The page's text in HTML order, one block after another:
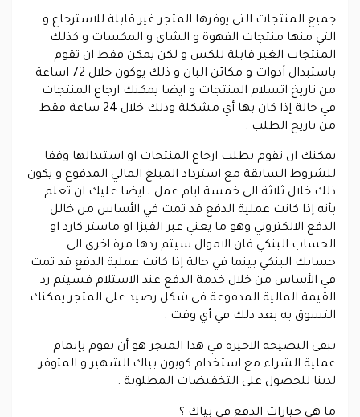
جميع المنتجات التي يوفرها المتجر غير قابلة للاسترجاع و
التي منها منتجات القهوة و الشاى و المكسات و كذلك
المنتجات الغير قابلة للكس و لكن يمكن فقط ان تقوم
باستبدال أدوات و مكائن البان و ذلك يوكون خلال 72 اساعة
من تاريخ اتسلام المنتجات و ايضا يمكنك ارجاع المنتجات
في حالة إذا كان بها أي مشكلة وذلك خلال 24 ساعة فقط
من تاريخ الطلب .
يمكنك ان تقوم بطلب ارجاع المنتجات او استبدالها وفقا
للشروط السابقة مع استرداد المبلغ المالي المدفوع و يكون
ذلك خلال ثلاثة الى خمسة ايام عمل ، ايضا عليك ان تعلم
بأنه إذا كانت عملية الدفع قد تمت في الأساس من خالل
الدفع الالكتروني وهو ما يعني عبر الفيزا او ماستر كارد او
الحساب البنكي فان الاموال سيتم ردها مرة اخرى الى
حسابك البنكي بينما في حالة إذا كانت عملية الدفع قد تمت
في الأساس من خلال خدمة الدفع عند الاستلام فسيتم رد
القيمة المالية المدفوعة في شكل رصيد على المتجر يمكنك
التسوق به بعد ذلك في أي وقت .
تبقى النصيحة الاخيرة في هذا المتجر هو أن تقوم بإتمام
عملية الشراء مع استخدام كوبون بياك الشهير و المتوفر
لدينا للحصول على التخفيضات المطلوبة .
ما هي خيارات الدفع في بياك ؟